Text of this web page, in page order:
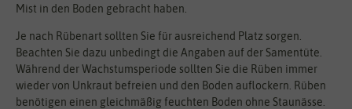
Mist in den Boden gebracht haben.
Je nach Rübenart sollten Sie für ausreichend Platz sorgen.
Beachten Sie dazu unbedingt die Angaben auf der Samentüte.
Während der Wachstumsperiode sollten Sie die Rüben immer
wieder von Unkraut befreien und den Boden auflockern. Rüben
benötigen einen gleichmäßig feuchten Boden ohne Staunässe.